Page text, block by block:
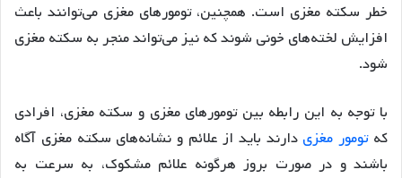
خطر سکته مغزی است. همچنین، تومورهای مغزی می‌توانند باعث
افزایش لخته‌های خونی شوند که نیز می‌تواند منجر به سکته مغزی
شود.
با توجه به این رابطه بین تومورهای مغزی و سکته مغزی، افرادی
کهتومور مغزی دارند باید از علائم و نشانه‌های سکته مغزی آگاه
باشند و در صورت بروز هرگونه علائم مشکوک، به سرعت به